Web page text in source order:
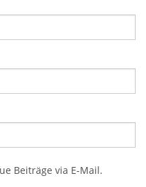
Beiträge via E-Mail.